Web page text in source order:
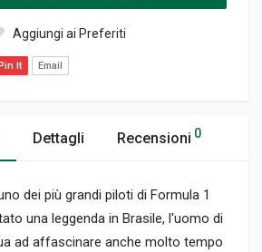
Aggiungi ai Preferiti
Pin It Email
Dettagli Recensioni 0
dei più grandi piloti di Formula 1
una leggenda in Brasile, l'uomo di
ad affascinare anche molto tempo